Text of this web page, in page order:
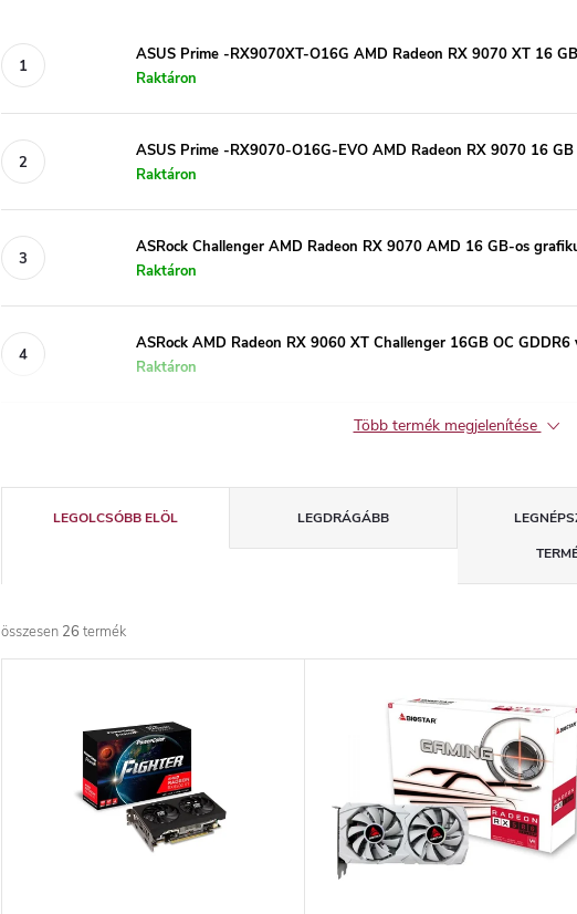
ASUS Prime -RX9070XT-O16G AMD Radeon RX 9070 XT 16
Raktáron
ASUS Prime -RX9070-O16G-EVO AMD Radeon RX 9070 16
Raktáron
ASRock Challenger AMD Radeon RX 9070 AMD 16 GB-os
Raktáron
ASRock AMD Radeon RX 9060 XT Challenger 16GB OC
Raktáron
Több termék megjelenítése
e
r
m
LEGOLCSÓBB ELÖL LEGDRÁGÁBB
összesen 26 termék